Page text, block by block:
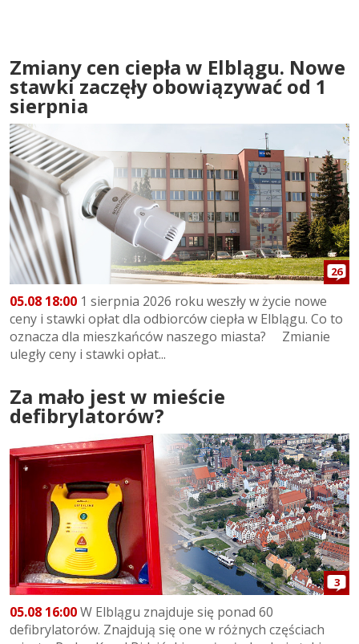
Zmiany cen ciepła w Elblągu. Nowe
stawki zaczęły obowiązywać od 1
sierpnia
26
05.08 18:00 1 sierpnia 2026 roku weszły w życie nowe
ceny i stawki opłat dla odbiorców ciepła w Elblągu. Co to
oznacza dla mieszkańców naszego miasta? Zmianie
uległy ceny i stawki opłat...
Za mało jest w mieście
defibrylatorów?
3
05.08 16:00W Elblągu znajduje się ponad 60
defibrylatorów. Znajdują się one w różnych częściach